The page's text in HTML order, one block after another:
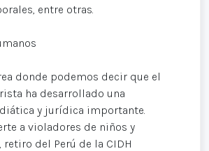
entre otras.
donde podemos decir que el
ha desarrollado una
y jurídica importante.
a violadores de niños y
retiro del Perú de la CIDH